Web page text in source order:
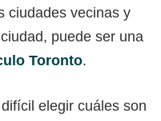
ciudades vecinas y
puede ser una
Toronto.
elegir cuáles son